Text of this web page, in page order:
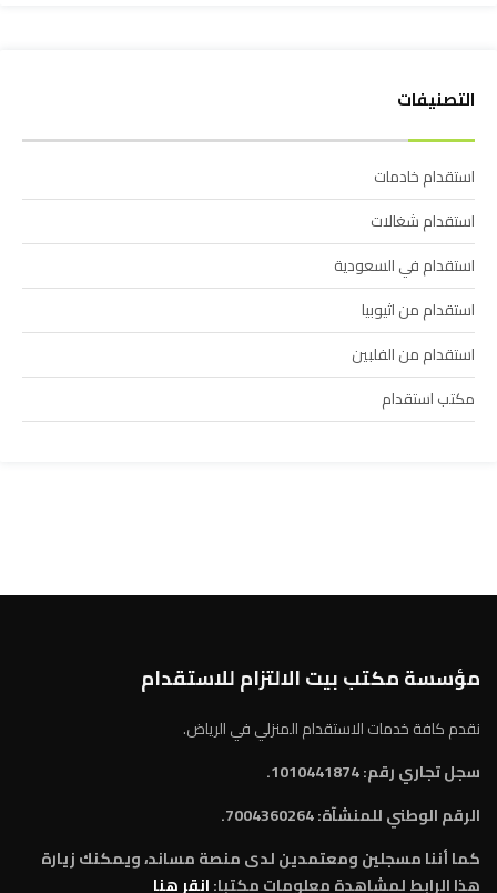
التصنيفات
استقدام خادمات
استقدام شغالات
استقدام في السعودية
استقدام من اثيوبيا
استقدام من الفلبين
مكتب استقدام
مؤسسة مكتب بيت الالتزام للاستقدام
نقدم كافة خدمات الاستقدام المنزلي في الرياض.
سجل تجاري رقم: 1010441874.
الرقم الوطني للمنشآة:7004360264.
كما أننا مسجلين ومعتمدين لدى منصة مساند، ويمكنك زيارة
هذا الرابط لمشاهدة معلومات مكتبا:انقر هنا